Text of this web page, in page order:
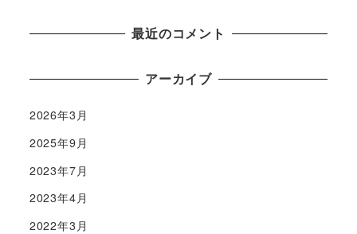
最近のコメント
アーカイブ
2026年3月
2025年9月
2023年7月
2023年4月
2022年3月